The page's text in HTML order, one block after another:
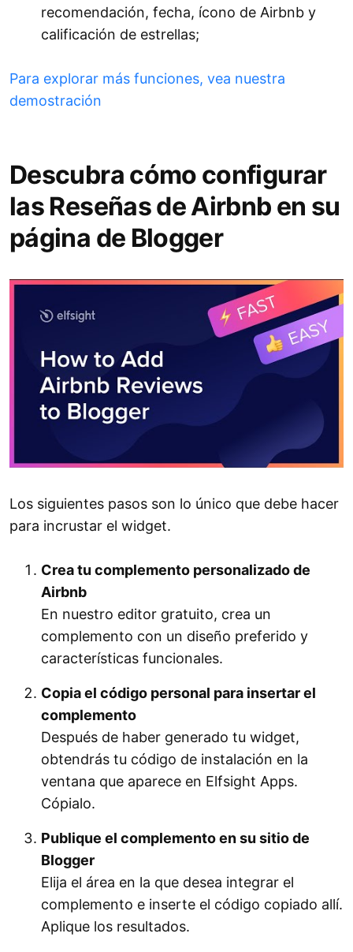
recomendación, fecha, ícono de Airbnb y
calificación de estrellas;
Para explorar más funciones, vea nuestra
demostración
Descubra cómo configurar
las Reseñas de Airbnb en su
página de Blogger
Los siguientes pasos son lo único que debe hacer
para incrustar el widget.
Crea tu complemento personalizado de
Airbnb
En nuestro editor gratuito, crea un
complemento con un diseño preferido y
características funcionales.
Copia el código personal para insertar el
complemento
Después de haber generado tu widget,
obtendrás tu código de instalación en la
ventana que aparece en Elfsight Apps.
Cópialo.
Publique el complemento en su sitio de
Blogger
Elija el área en la que desea integrar el
complemento e inserte el código copiado allí.
Aplique los resultados.